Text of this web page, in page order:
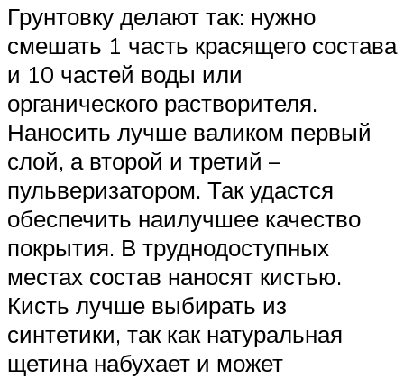
Грунтовку делают так: нужно
смешать 1 часть красящего состава
и 10 частей воды или
органического растворителя.
Наносить лучше валиком первый
слой, а второй и третий –
пульверизатором. Так удастся
обеспечить наилучшее качество
покрытия. В труднодоступных
местах состав наносят кистью.
Кисть лучше выбирать из
синтетики, так как натуральная
щетина набухает и может